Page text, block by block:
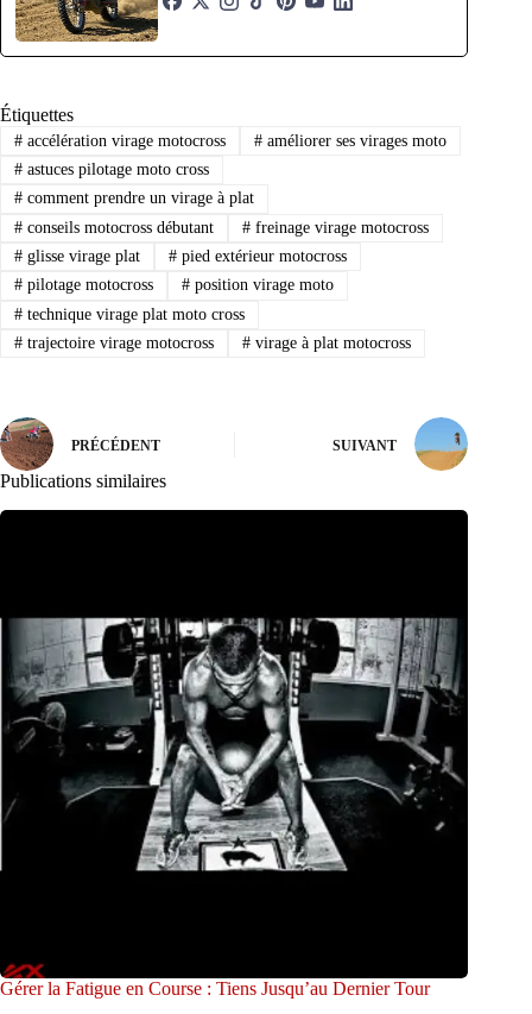
Étiquettes
#accélération virage motocross #améliorer ses virages moto
#astuces pilotage moto cross
#comment prendre un virage à plat
#conseils motocross débutant #freinage virage motocross
#glisse virage plat #pied extérieur motocross
#pilotage motocross #position virage moto
#technique virage plat moto cross
#trajectoire virage motocross #virage à plat motocross
PRÉCÉDENT SUIVANT
Publications similaires
Gérer la Fatigue en Course : Tiens Jusqu’au Dernier Tour